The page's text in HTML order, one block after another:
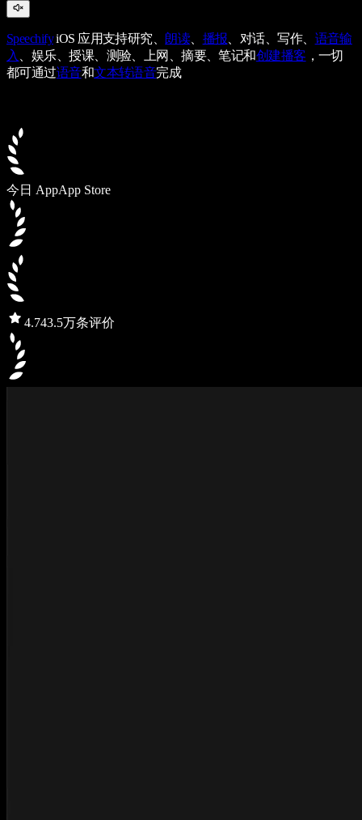
SpeechifyiOS 应用支持研究、 朗读、 播报 、对话、写作、 语音输
入
、娱乐、授课、测验、上网、摘要、笔记和创建播客 ，一切
都可通过语音和文本转语音完成
今日 AppApp Store
4.743.5万条评价